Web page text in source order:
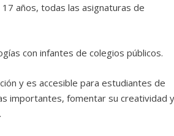
años, todas las asignaturas de
con infantes de colegios públicos.
y es accesible para estudiantes de
importantes, fomentar su creatividad